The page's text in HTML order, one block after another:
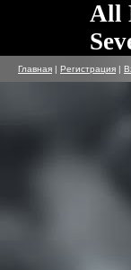
All
Главная | Регистрация |